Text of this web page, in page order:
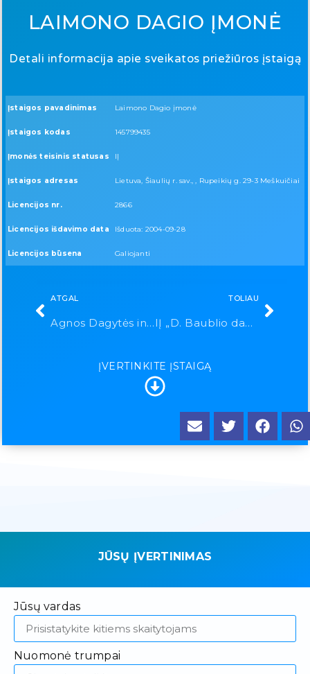
LAIMONO DAGIO ĮMONĖ
Detali informacija apie sveikatos priežiūros įstaigą
Įstaigos pavadinimas Laimono Dagio įmonė
Įstaigos kodas 145799435
Įmonės teisinis statusas IĮ
Įstaigos adresas Lietuva, Šiaulių r. sav., , Rupeikių g. 29-3 Meškuičiai
Licencijos nr. 2866
Licencijos išdavimo data Išduota: 2004-09-28
Licencijos būsena Galiojanti
ATGAL
Agnos Dagytės individuali įmonė
TOLIAU
IĮ „D. Baublio dantų techniko laboratorija“
ĮVERTINKITE ĮSTAIGĄ
JŪSŲ ĮVERTINIMAS
Jūsų vardas
Nuomonė trumpai